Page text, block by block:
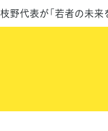
枝野代表が「若者の未